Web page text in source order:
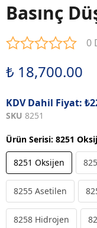
Basınç
0
₺ 18,700.00
KDV Dahil Fiyat:
SKU 8251
Ürün Serisi: 8251
8251 Oksijen
8255 Asetilen
8258 Hidrojen